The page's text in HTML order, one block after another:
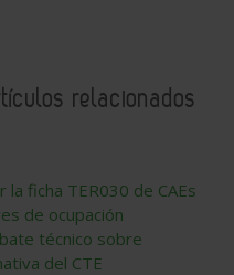
relacionados
la ficha TER030 de CAEs
de ocupación
técnico sobre
del CTE